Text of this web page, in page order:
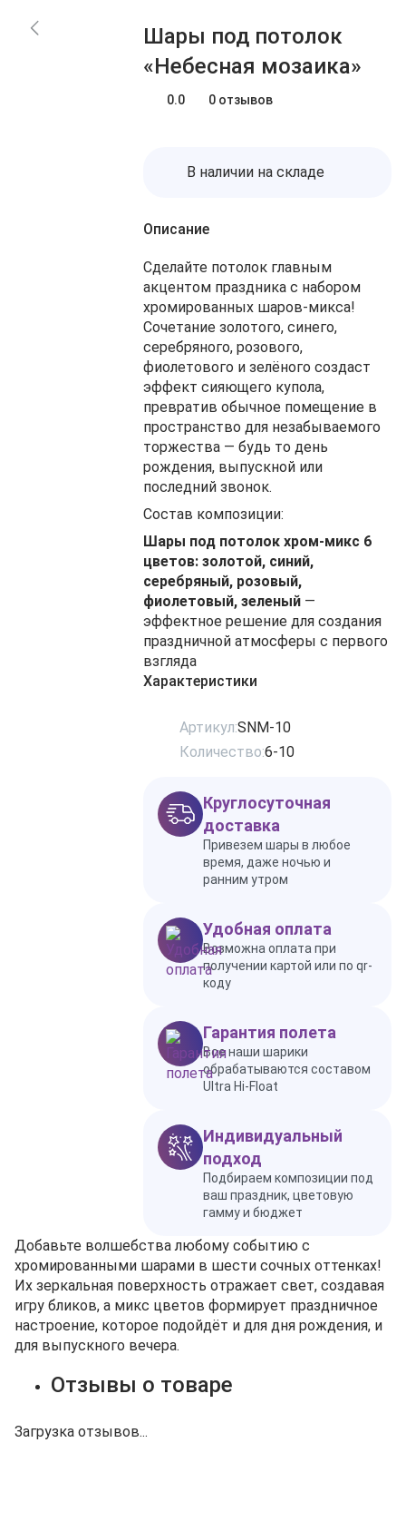
Блог
О нас
Заказы
Шары под потолок
«Небесная мозаика»
0.0 0 отзывов
В наличии на складе
Описание
Сделайте потолок главным
акцентом праздника с набором
хромированных шаров‑микса!
Сочетание золотого, синего,
серебряного, розового,
фиолетового и зелёного создаст
эффект сияющего купола,
превратив обычное помещение в
пространство для незабываемого
торжества — будь то день
рождения, выпускной или
последний звонок.
Состав композиции:
Шары под потолок хром-микс 6
цветов: золотой, синий,
серебряный, розовый,
фиолетовый, зеленый —
эффектное решение для создания
праздничной атмосферы с первого
взгляда
Характеристики
Артикул:SNM-10
Количество:6-10
Круглосуточная
доставка
Привезем шары в любое
время, даже ночью и
ранним утром
Удобная оплата
Возможна оплата при
получении картой или по qr-
коду
Гарантия полета
Все наши шарики
обрабатываются составом
Ultra Hi-Float
Индивидуальный
подход
Подбираем композиции под
ваш праздник, цветовую
гамму и бюджет
Добавьте волшебства любому событию с
хромированными шарами в шести сочных оттенках!
Их зеркальная поверхность отражает свет, создавая
игру бликов, а микс цветов формирует праздничное
настроение, которое подойдёт и для дня рождения, и
для выпускного вечера.
Отзывы о товаре
Загрузка отзывов...